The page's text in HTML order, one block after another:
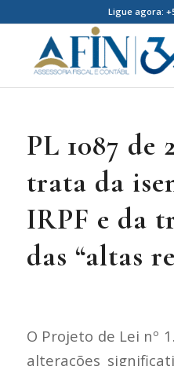
Ligue agora:
PL 1087 de
trata da
IRPF e da
das “altas
O Projeto de Lei nº
alterações